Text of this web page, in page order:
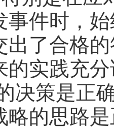
事件时，
出了合格
的实践充
决策是正
略的思路